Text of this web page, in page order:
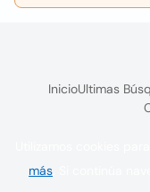
InicioUltimas
más . Si continúa